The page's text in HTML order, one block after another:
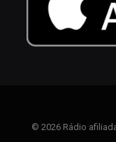
© 2026 Rádio